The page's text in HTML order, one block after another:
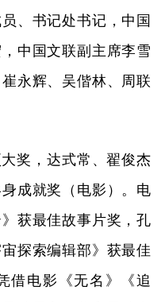
、书记处书记，中国
中国文联副主席李雪
永辉、吴偕林、周联
奖，达式常、翟俊杰
成就奖（电影）。电
获最佳故事片奖，孔
探索编辑部》获最佳
借电影《无名》《追